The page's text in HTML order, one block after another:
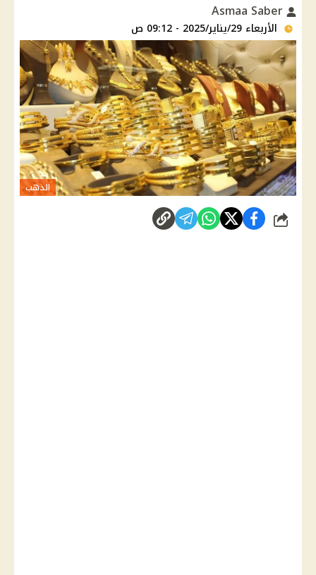
الأربعاء 29/يناير/2025 - 09:12 ص
الذهب
شارك